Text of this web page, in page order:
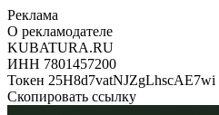
Реклама
О рекламодателе
KUBATURA.RU
ИНН 7801457200
Токен 25H8d7vatNJZgLhscAE7wi
Скопировать ссылку